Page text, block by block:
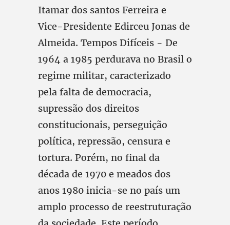
Itamar dos santos Ferreira e
Vice-Presidente Edirceu Jonas de
Almeida. Tempos Difíceis - De
1964 a 1985 perdurava no Brasil o
regime militar, caracterizado
pela falta de democracia,
supressão dos direitos
constitucionais, perseguição
política, repressão, censura e
tortura. Porém, no final da
década de 1970 e meados dos
anos 1980 inicia-se no país um
amplo processo de reestruturação